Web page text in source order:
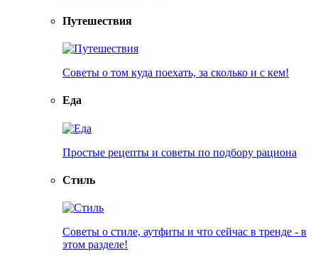
Путешествия
Советы о том куда поехать, за сколько и с кем!
Еда
Простые рецепты и советы по подбору рациона
Стиль
Советы о стиле, аутфиты и что сейчас в тренде - в
этом разделе!